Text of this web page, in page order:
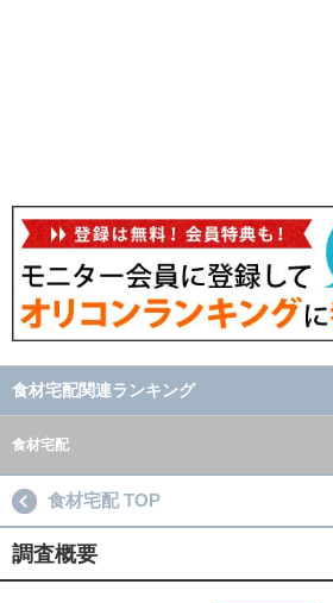
食材宅配関連ランキング
食材宅配
食材宅配 TOP
調査概要